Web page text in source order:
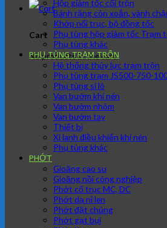
Cart
No products in the cart.
Hộp giảm tốc cối trộn
Bánh răng côn xoắn, vành
Khớp nối trục, bộ đồng tốc
Phụ tùng hộp giảm tốc Trạm
Phụ tùng khác
PHỤ TÙNG TRẠM TRÔN
Hệ thống thủy lực trạm trộn
Phụ tùng trạm JS500-750-
Phụ tùng si lô
Van bướm khí nén
Van bướm nhôm
Van bướm tay
Thiết bị
Xi lanh điều khiển khí nén
Phụ tùng khác
PHỚT
Gioăng cao su
Gioăng nồi công nghiệp
Phớt cổ trục MC, DC
Phớt dạ nỉ len
Phớt đặt chủng
Phớt gạt bụi